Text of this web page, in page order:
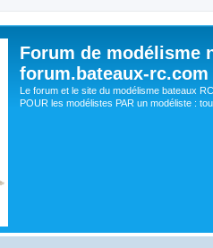
Forum de modélisme
forum.bateaux-
Le forum et le site du modélisme bateaux
POUR les modélistes PAR un modéliste :